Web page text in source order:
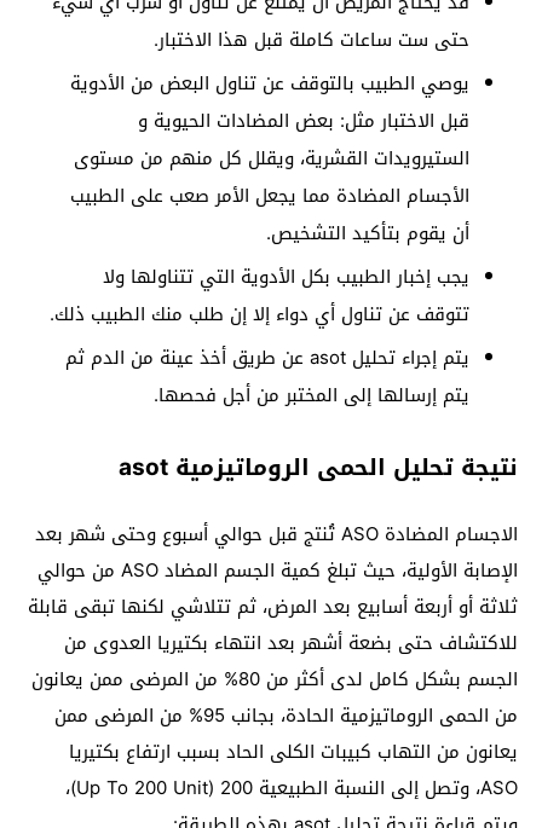
حتى ست ساعات كاملة قبل هذا الاختبار.
يوصي الطبيب بالتوقف عن تناول البعض من الأدوية
قبل الاختبار مثل: بعض المضادات الحيوية و
الستيرويدات القشرية، ويقلل كل منهم من مستوى
الأجسام المضادة مما يجعل الأمر صعب على الطبيب
أن يقوم بتأكيد التشخيص.
يجب إخبار الطبيب بكل الأدوية التي تتناولها ولا
تتوقف عن تناول أي دواء إلا إن طلب منك الطبيب ذلك.
يتم إجراء تحليل asot عن طريق أخذ عينة من الدم ثم
يتم إرسالها إلى المختبر من أجل فحصها.
نتيجة تحليل الحمى الروماتيزمية asot
الاجسام المضادة ASO تُنتج قبل حوالي أسبوع وحتى شهر بعد
الإصابة الأولية، حيث تبلغ كمية الجسم المضاد ASO من حوالي
ثلاثة أو أربعة أسابيع بعد المرض، ثم تتلاشي لكنها تبقى قابلة
للاكتشاف حتى بضعة أشهر بعد انتهاء بكتيريا العدوى من
الجسم بشكل كامل لدى أكثر من 80% من المرضى ممن يعانون
من الحمى الروماتيزمية الحادة، بجانب 95% من المرضى ممن
يعانون من التهاب كبيبات الكلى الحاد بسبب ارتفاع بكتيريا
ASO، وتصل إلى النسبة الطبيعية 200 (Up To 200 Unit)،